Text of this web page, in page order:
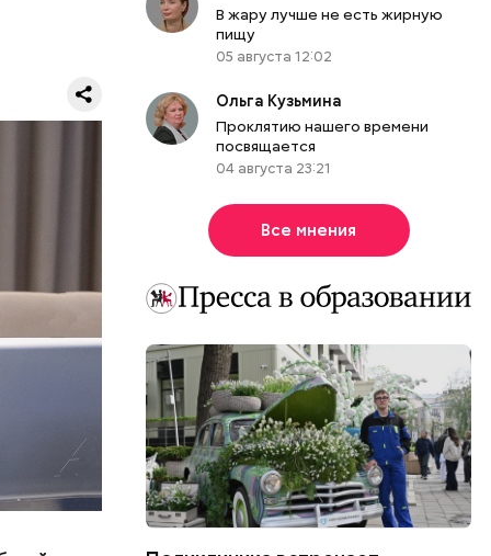
центра
—
В жару лучше не есть жирную
пищу
05 августа 12:02
Ольга Кузьмина
Проклятию нашего времени
посвящается
04 августа 23:21
Все мнения